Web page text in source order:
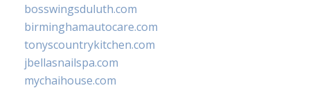
bosswingsduluth.com
birminghamautocare.com
tonyscountrykitchen.com
jbellasnailspa.com
mychaihouse.com